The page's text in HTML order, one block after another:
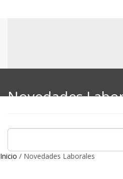
Novedades
Inicio / Novedades Laborales